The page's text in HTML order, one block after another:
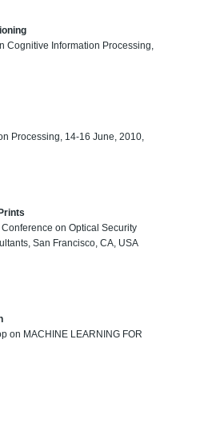
Cognitive Information Processing,
Processing, 14-16 June, 2010,
on Optical Security
San Francisco, CA, USA
on MACHINE LEARNING FOR